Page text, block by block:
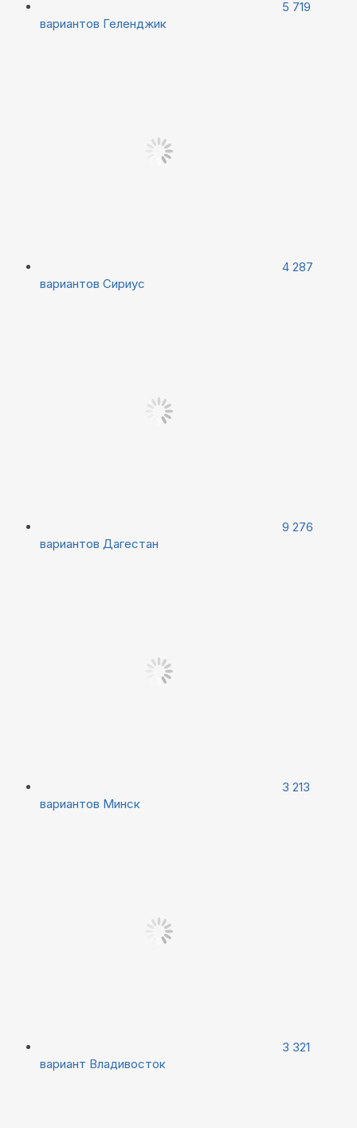
5 719
вариантов Геленджик
4 287
вариантов Сириус
9 276
вариантов Дагестан
3 213
вариантов Минск
3 321
вариант Владивосток